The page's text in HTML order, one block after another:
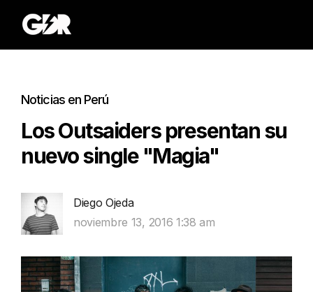
Noticias en Perú
Los Outsaiders presentan su
nuevo single "Magia"
Diego Ojeda
noviembre 13, 2016 1:38 am